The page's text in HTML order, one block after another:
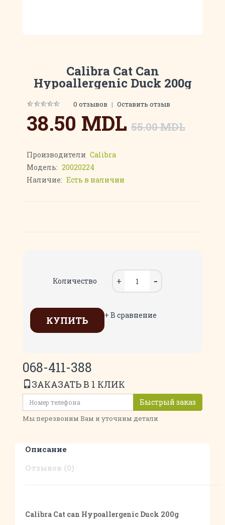
Calibra Cat Can
Hypoallergenic Duck 200g
0 отзывов | Оставить отзыв
38.50 MDL 55.00 MDL
Производители Calibra
Модель: 20020224
Наличие: Есть в наличии
Количество
КУПИТЬ + В сравнение
068-411-388
ЗАКАЗАТЬ В 1 КЛИК
Быстрый заказ
Мы перезвоним Вам и уточним детали
Описание
Отзывов (0)
Calibra Cat can Hypoallergenic Duck 200g